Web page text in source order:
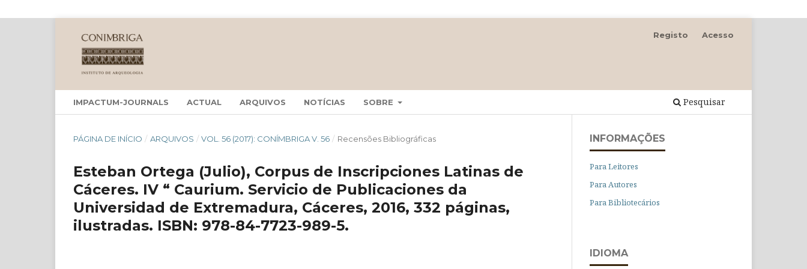
IMPACTUM-JOURNALS ACTUAL ARQUIVOS NOTÍCIAS SOBRE Pesquisar
Registo Acesso
PÁGINA DE INÍCIO / ARQUIVOS / VOL. 56 (2017): CONÍMBRIGA V. 56 / Recensões Bibliográficas
Esteban Ortega (Julio), Corpus de Inscripciones Latinas de
Cáceres. IV “ Caurium. Servicio de Publicaciones da
Universidad de Extremadura, Cáceres, 2016, 332 páginas,
ilustradas. ISBN: 978-84-7723-989-5.
INFORMAÇÕES
Para Leitores
Para Autores
Para Bibliotecários
IDIOMA